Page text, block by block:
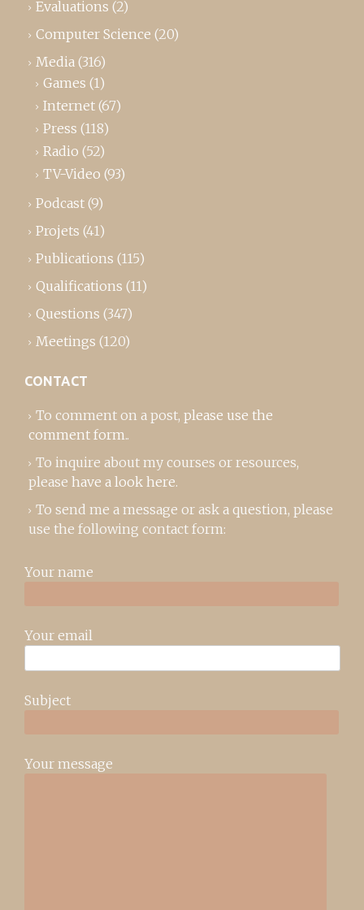
Evaluations (2)
Computer Science (20)
Media (316)
Games (1)
Internet (67)
Press (118)
Radio (52)
TV-Video (93)
Podcast (9)
Projets (41)
Publications (115)
Qualifications (11)
Questions (347)
Meetings (120)
CONTACT
To comment on a post, please use the
comment form..
To inquire about my courses or resources,
please have a look here.
To send me a message or ask a question, please
use the following contact form:
Your name
Your email
Subject
Your message